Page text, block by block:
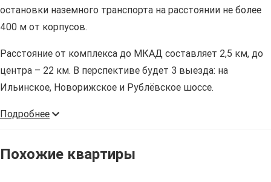
остановки наземного транспорта на расстоянии не более
400 м от корпусов.
Расстояние от комплекса до МКАД составляет 2,5 км, до
центра – 22 км. В перспективе будет 3 выезда: на
Ильинское, Новорижское и Рублёвское шоссе.
Подробнее
Похожие квартиры